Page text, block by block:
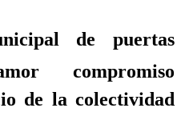
de puertas
compromiso
de la colectividad